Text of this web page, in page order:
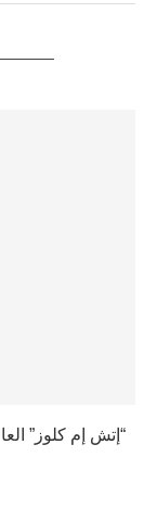
“إتش إم كلوز”